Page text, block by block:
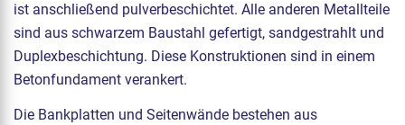
ist anschließend pulverbeschichtet. Alle anderen Metallteile
sind aus schwarzem Baustahl gefertigt, sandgestrahlt und
Duplexbeschichtung. Diese Konstruktionen sind in einem
Betonfundament verankert.
Die Bankplatten und Seitenwände bestehen aus